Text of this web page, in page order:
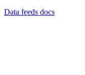
Data feeds docs